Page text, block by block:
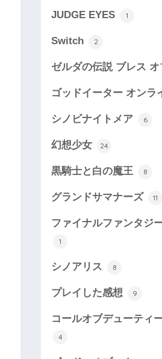
JUDGE EYES 1
Switch 2
ゼルダの伝説 ブレス
ゴッドイーター オンラ
シノビナイトメア 6
幻想少女 24
黒騎士と白の魔王 8
グランドサマナーズ 11
ファイナルファンタジ
1
シノアリス 8
プレイした感想 9
コールオブデューティ
4